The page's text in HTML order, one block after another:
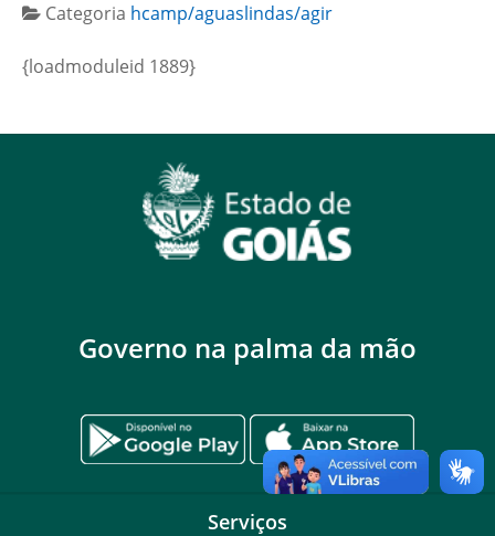
Categoria hcamp/aguaslindas/agir
{loadmoduleid 1889}
Governo na palma da mão
Serviços